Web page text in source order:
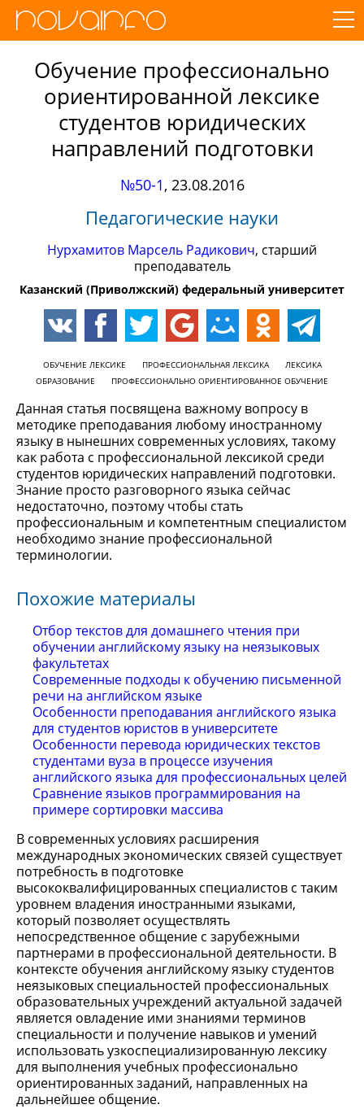
Обучение профессионально
ориентированной лексике
студентов юридических
направлений подготовки
№50-1, 23.08.2016
Педагогические науки
Нурхамитов Марсель Радикович, старший
преподаватель
Казанский (Приволжский) федеральный университет
ОБУЧЕНИЕ ЛЕКСИКЕ ПРОФЕССИОНАЛЬНАЯ ЛЕКСИКА
ЛЕКСИКА
ОБРАЗОВАНИЕ
ПРОФЕССИОНАЛЬНО ОРИЕНТИРОВАННОЕ ОБУЧЕНИЕ
Данная статья посвящена важному вопросу в
методике преподавания любому иностранному
языку в нынешних современных условиях, такому
как работа с профессиональной лексикой среди
студентов юридических направлений подготовки.
Знание просто разговорного языка сейчас
недостаточно, поэтому чтобы стать
профессиональным и компетентным специалистом
необходимо знание профессиональной
терминологии.
Похожие материалы
Отбор текстов для домашнего чтения при
обучении английскому языку на неязыковых
факультетах
Современные подходы к обучению письменной
речи на английском языке
Особенности преподавания английского языка
для студентов юристов в университете
Особенности перевода юридических текстов
студентами вуза в процессе изучения
английского языка для профессиональных целей
Сравнение языков программирования на
примере сортировки массива
В современных условиях расширения
международных экономических связей существует
потребность в подготовке
высококвалифицированных специалистов с таким
уровнем владения иностранными языками,
который позволяет осуществлять
непосредственное общение с зарубежными
партнерами в профессиональной деятельности. В
контексте обучения английскому языку студентов
неязыковых специальностей профессиональных
образовательных учреждений актуальной задачей
является овладение ими знаниями терминов
специальности и получение навыков и умений
использовать узкоспециализированную лексику
для выполнения учебных профессионально
ориентированных заданий, направленных на
дальнейшее общение.